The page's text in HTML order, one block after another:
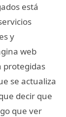
está
y
web
protegidas
se actualiza
decir que
que ver